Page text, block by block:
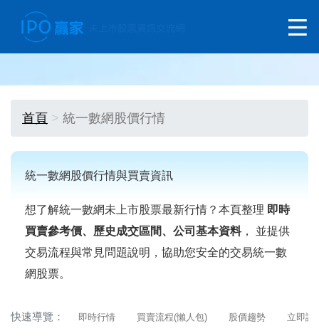
首頁 統一數網股價行情
統一數網股價行情與買賣資訊
想了解統一數網未上市股票最新行情？本頁整理 即時
買賣參考價、歷史成交區間、公司基本資料， 並提供
交易流程與常見問題說明，協助您安全的交易統一數
網股票。
快速導覽： 即時行情 買賣流程(懶人包) 股價趨勢 立即詢